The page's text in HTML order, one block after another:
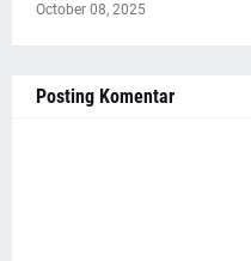
October 08, 2025
Posting Komentar